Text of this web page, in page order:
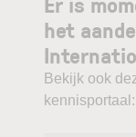
het
Bekijk ook
kennisportaal: